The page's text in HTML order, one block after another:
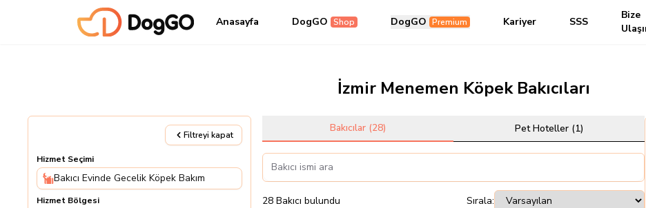
Anasayfa DogGO Shop DogGO Premium Kariyer SSS
Bize
İzmir Menemen Köpek Bakıcıları
Filtreyi kapat
Hizmet Seçimi
Bakıcı Evinde Gecelik Köpek Bakım
Hizmet Bölgesi
Bakıcılar (28) Pet Hoteller (1)
28 Bakıcı bulundu Sırala: